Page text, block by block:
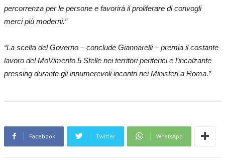
percorrenza per le persone e favorirà il proliferare di convogli
merci più moderni.”
“La scelta del Governo – conclude Giannarelli – premia il costante
lavoro del MoVimento 5 Stelle nei territori periferici e l’incalzante
pressing durante gli innumerevoli incontri nei Ministeri a Roma.”
Facebook Twitter WhatsApp